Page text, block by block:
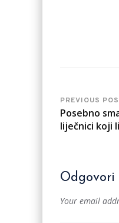
PREVIOUS
Posebno
liječnici koji
Odgovori
Your email